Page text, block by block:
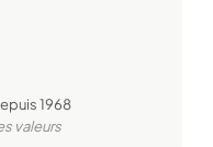
1968
valeurs